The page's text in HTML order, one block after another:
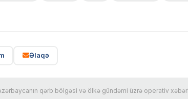
Əlaqə
qərb bölgəsi və ölkə gündəmi üzrə operativ